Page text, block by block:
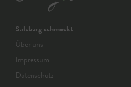
Salzburg schmeckt
Über uns
Impressum
Datenschutz